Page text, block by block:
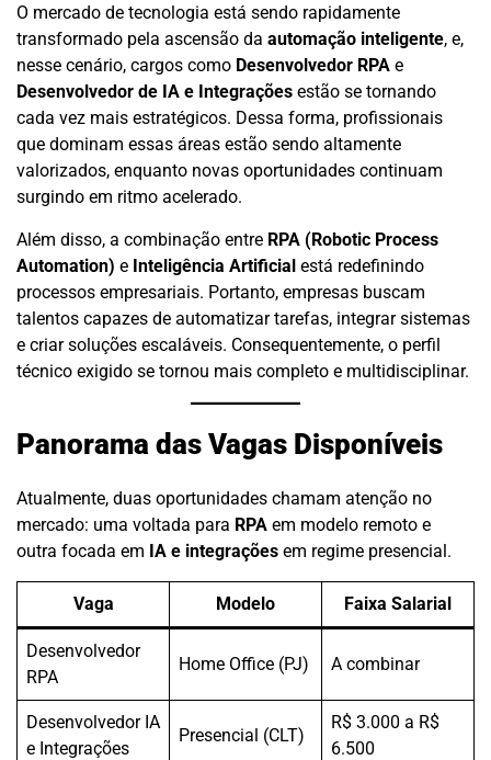
O mercado de tecnologia está sendo rapidamente
transformado pela ascensão da automação inteligente, e,
nesse cenário, cargos como Desenvolvedor RPA e
Desenvolvedor de IA e Integrações estão se tornando
cada vez mais estratégicos. Dessa forma, profissionais
que dominam essas áreas estão sendo altamente
valorizados, enquanto novas oportunidades continuam
surgindo em ritmo acelerado.
Além disso, a combinação entre RPA (Robotic Process
Automation) e Inteligência Artificial está redefinindo
processos empresariais. Portanto, empresas buscam
talentos capazes de automatizar tarefas, integrar sistemas
e criar soluções escaláveis. Consequentemente, o perfil
técnico exigido se tornou mais completo e multidisciplinar.
Panorama das Vagas Disponíveis
Atualmente, duas oportunidades chamam atenção no
mercado: uma voltada para RPA em modelo remoto e
outra focada em IA e integrações em regime presencial.
Vaga Modelo Faixa Salarial
Desenvolvedor
RPA
Home Office (PJ) A combinar
Desenvolvedor IA
e Integrações
Presencial (CLT)
R$ 3.000 a R$
6.500